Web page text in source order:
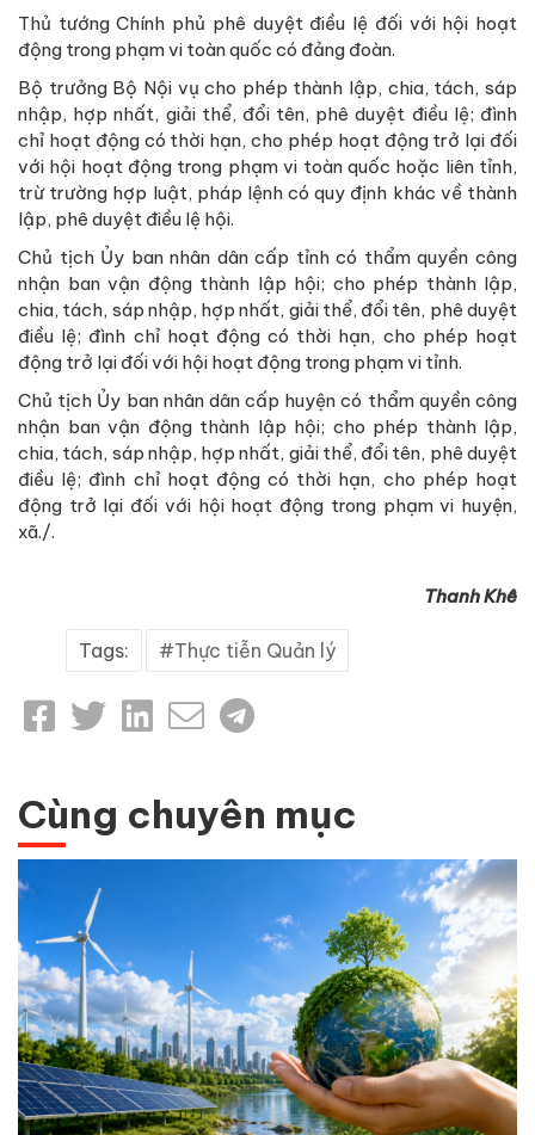
Thủ tướng Chính phủ phê duyệt điều lệ đối với hội hoạt
động trong phạm vi toàn quốc có đảng đoàn.
Bộ trưởng Bộ Nội vụ cho phép thành lập, chia, tách, sáp
nhập, hợp nhất, giải thể, đổi tên, phê duyệt điều lệ; đình
chỉ hoạt động có thời hạn, cho phép hoạt động trở lại đối
với hội hoạt động trong phạm vi toàn quốc hoặc liên tỉnh,
trừ trường hợp luật, pháp lệnh có quy định khác về thành
lập, phê duyệt điều lệ hội.
Chủ tịch Ủy ban nhân dân cấp tỉnh có thẩm quyền công
nhận ban vận động thành lập hội; cho phép thành lập,
chia, tách, sáp nhập, hợp nhất, giải thể, đổi tên, phê duyệt
điều lệ; đình chỉ hoạt động có thời hạn, cho phép hoạt
động trở lại đối với hội hoạt động trong phạm vi tỉnh.
Chủ tịch Ủy ban nhân dân cấp huyện có thẩm quyền công
nhận ban vận động thành lập hội; cho phép thành lập,
chia, tách, sáp nhập, hợp nhất, giải thể, đổi tên, phê duyệt
điều lệ; đình chỉ hoạt động có thời hạn, cho phép hoạt
động trở lại đối với hội hoạt động trong phạm vi huyện,
xã./.
Thanh Khê
Tags: Thực tiễn Quản lý
Cùng chuyên mục